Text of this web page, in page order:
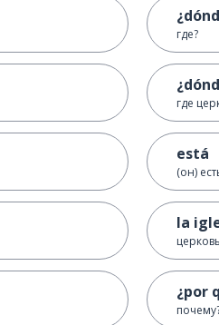
где?
где
está
(он)
la
¿por